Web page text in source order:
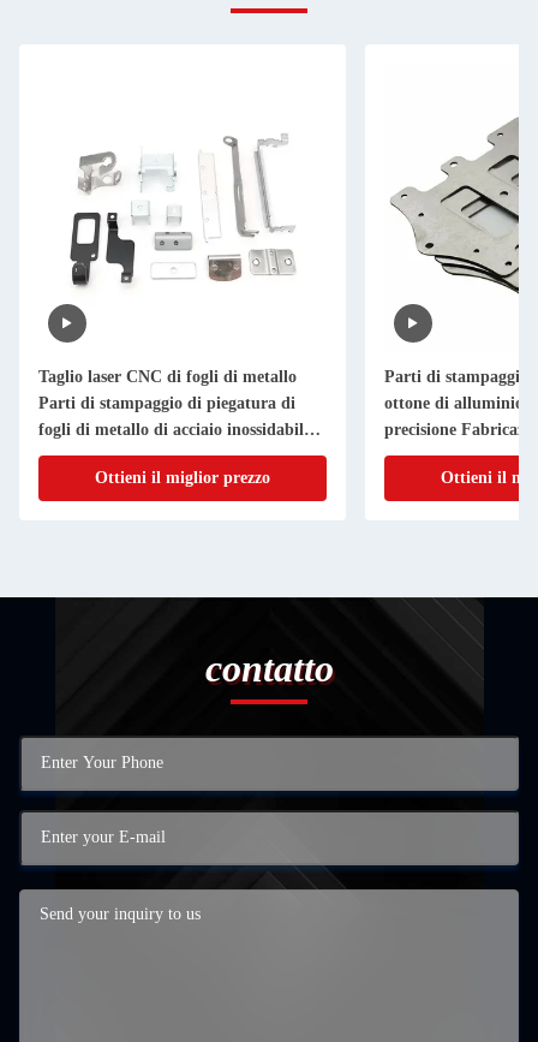
Taglio laser CNC di fogli di metallo
Parti di stampaggio di piegatura di
fogli di metallo di acciaio inossidabile
di alluminio
Ottieni il miglior prezzo
Parti di stampaggio
ottone di alluminio
precisione
metallo su misura
Ottieni il
contatto